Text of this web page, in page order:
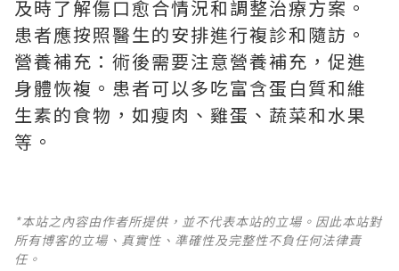
及時了解傷口愈合情況和調整治療方案。
患者應按照醫生的安排進行複診和隨訪。
營養補充：術後需要注意營養補充，促進
身體恢複。患者可以多吃富含蛋白質和維
生素的食物，如瘦肉、雞蛋、蔬菜和水果
等。
*本站之內容由作者所提供，並不代表本站的立場。因此本站對
所有博客的立場、真實性、準確性及完整性不負任何法律責
任。